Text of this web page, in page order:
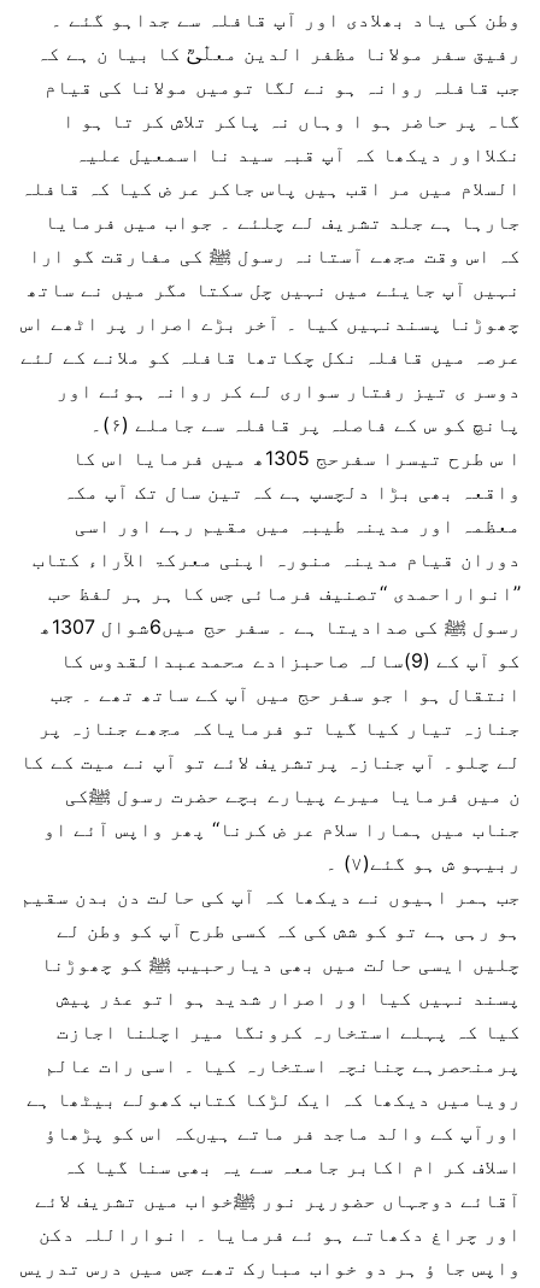
وطن کی یاد بھلادی اور آپ قافلہ سے جداہو گئے ۔
رفیق سفر مولانا مظفر الدین معلّٰیؒ کا بیا ن ہے کہ
جب قافلہ روانہ ہو نے لگا تومیں مولانا کی قیام
گاہ پر حاضر ہو ا وہاں نہ پاکر تلاش کر تا ہو ا
نکلااور دیکھا کہ آپ قبہ سید نا اسمعیل علیہ
السلام میں مر اقب ہیں پاس جاکر عر ض کیا کہ قافلہ
جارہا ہے جلد تشریف لے چلئے ۔ جواب میں فرمایا
کہ اس وقت مجھے آستانہ رسول ﷺ کی مفارقت گو ارا
نہیں آپ جایئے میں نہیں چل سکتا مگر میں نے ساتھ
چھوڑنا پسندنہیں کیا ۔ آخر بڑے اصرار پر اٹھے اس
عرصہ میں قافلہ نکل چکاتھا قافلہ کو ملانے کے لئے
دوسر ی تیز رفتار سواری لے کر روانہ ہوئے اور
پانچ کو س کے فاصلہ پر قافلہ سے جاملے (۶)۔
ا س طرح تیسرا سفرحج 1305ھ میں فرمایا اس کا
واقعہ بھی بڑا دلچسپ ہے کہ تین سال تک آپ مکہ
معظمہ اور مدینہ طیبہ میں مقیم رہے اور اسی
دوران قیام مدینہ منورہ اپنی معرکۃ الآراء کتاب
’’انواراحمدی ‘‘تصنیف فرمائی جس کا ہر ہر لفظ حب
رسول ﷺ کی صدادیتا ہے ۔ سفر حج میں6شوال 1307ھ
کو آپ کے (9)سالہ صاحبزادے محمدعبدالقدوس کا
انتقال ہو ا جو سفر حج میں آپ کے ساتھ تھے ۔ جب
جنازہ تیار کیا گیا تو فرمایاکہ مجھے جنازہ پر
لے چلو۔ آپ جنازہ پرتشریف لائے تو آپ نے میت کے کا
ن میں فرمایا میرے پیارے بچے حضرت رسول ﷺکی
جناب میں ہمارا سلام عر ض کرنا‘‘ پھر واپس آئے او
ربیہو ش ہو گئے(۷) ۔
جب ہمر اہیوں نے دیکھا کہ آپ کی حالت دن بدن سقیم
ہو رہی ہے تو کو شش کی کہ کسی طرح آپ کو وطن لے
چلیں ایسی حالت میں بھی دیارحبیب ﷺ کو چھوڑنا
پسند نہیں کیا اور اصرار شدید ہو اتو عذر پیش
کیا کہ پہلے استخارہ کرونگا میر اچلنا اجازت
پرمنحصرہے چنانچہ استخارہ کیا ۔ اسی رات عالم
رویامیں دیکھا کہ ایک لڑکا کتاب کھولے بیٹھا ہے
اورآپ کے والد ماجد فر ماتے ہیںکہ اس کو پڑھاؤ
اسلاف کر ام اکابر جامعہ سے یہ بھی سنا گیا کہ
آقائے دوجہاں حضورپر نور ﷺخواب میں تشریف لائے
اور چراغ دکھاتے ہو ئے فرمایا ۔ انواراللہ دکن
واپس جا ؤ ہر دو خواب مبارک تھے جس میں درس تدریس